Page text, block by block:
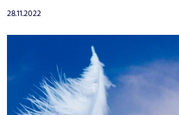
28.11.2022